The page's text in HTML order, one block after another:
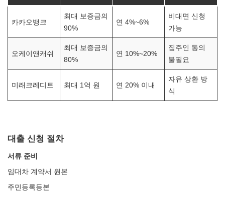
카카오뱅크
최대 보증금의
90%
연 4%~6%
비대면 신청
가능
오케이앤캐쉬
최대 보증금의
80%
연 10%~20%
집주인 동의
불필요
미래크레디트 최대 1억 원 연 20% 이내
자유 상환 방
식
대출 신청 절차
서류 준비
임대차 계약서 원본
주민등록등본